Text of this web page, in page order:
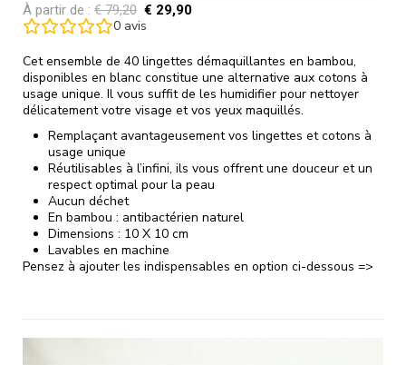
À partir de : €79,20 € 29,90
0 avis
Cet ensemble de 40 lingettes démaquillantes en bambou,
disponibles en blanc constitue une alternative aux cotons à
usage unique. Il vous suffit de les humidifier pour nettoyer
délicatement votre visage et vos yeux maquillés.
Remplaçant avantageusement vos lingettes et cotons à
usage unique
Réutilisables à l’infini, ils vous offrent une douceur et un
respect optimal pour la peau
Aucun déchet
En bambou : antibactérien naturel
Dimensions : 10 X 10 cm
Lavables en machine
Pensez à ajouter les indispensables en option ci-dessous =>